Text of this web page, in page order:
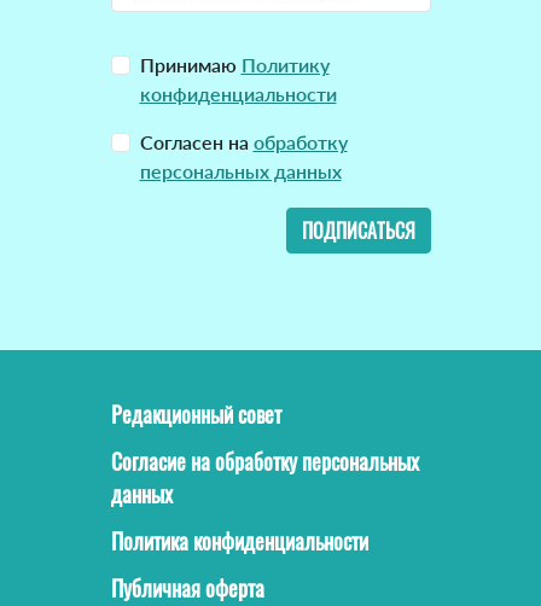
Принимаю Политику
конфиденциальности
Согласен на обработку
персональных данных
ПОДПИСАТЬСЯ
Редакционный совет
Согласие на обработку персональных
данных
Политика конфиденциальности
Публичная оферта